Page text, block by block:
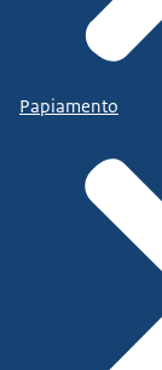
Papiamento